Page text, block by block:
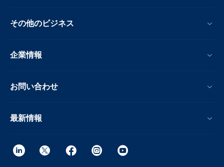
その他のビジネス
企業情報
お問い合わせ
最新情報